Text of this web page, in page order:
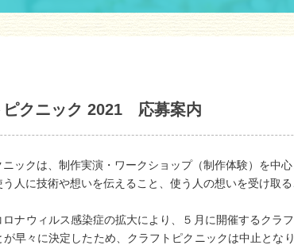
ピクニック 2021 応募案内
ックは、制作実演・ワークショップ（制作体験）を中心
人に技術や想いを伝えること、使う人の想いを受け取る
ロナウィルス感染症の拡大により、５月に開催するクラ
が早々に決定したため、クラフトピクニックは中止とな